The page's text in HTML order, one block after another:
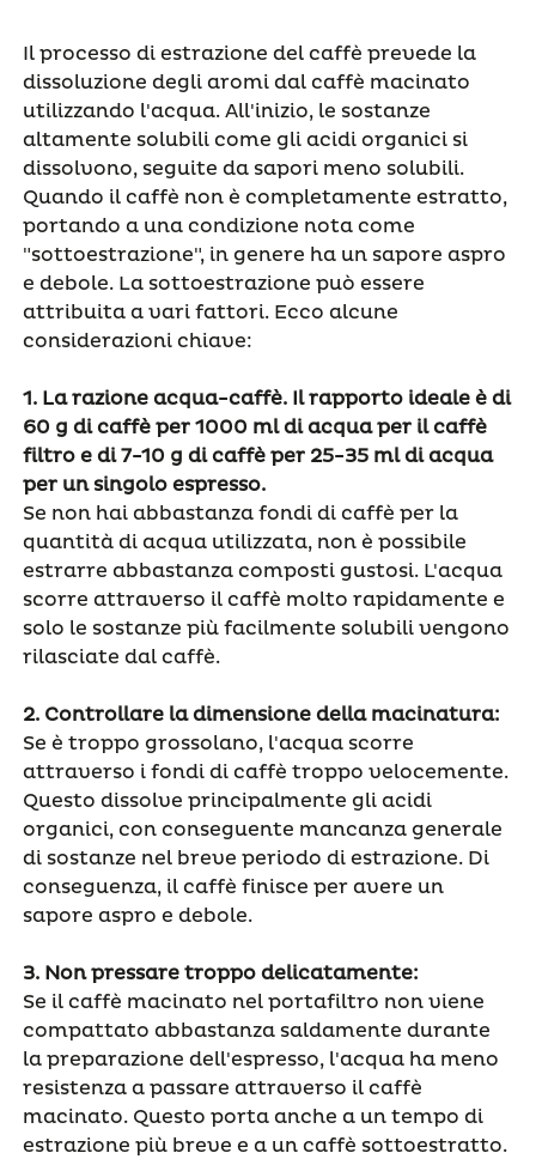
Il processo di estrazione del caffè prevede la
dissoluzione degli aromi dal caffè macinato
utilizzando l'acqua. All'inizio, le sostanze
altamente solubili come gli acidi organici si
dissolvono, seguite da sapori meno solubili.
Quando il caffè non è completamente estratto,
portando a una condizione nota come
"sottoestrazione", in genere ha un sapore aspro
e debole. La sottoestrazione può essere
attribuita a vari fattori. Ecco alcune
considerazioni chiave:
1. La razione acqua-caffè. Il rapporto ideale è di
60 g di caffè per 1000 ml di acqua per il caffè
filtro e di 7-10 g di caffè per 25-35 ml di acqua
per un singolo espresso.
Se non hai abbastanza fondi di caffè per la
quantità di acqua utilizzata, non è possibile
estrarre abbastanza composti gustosi. L'acqua
scorre attraverso il caffè molto rapidamente e
solo le sostanze più facilmente solubili vengono
rilasciate dal caffè.
2. Controllare la dimensione della macinatura:
Se è troppo grossolano, l'acqua scorre
attraverso i fondi di caffè troppo velocemente.
Questo dissolve principalmente gli acidi
organici, con conseguente mancanza generale
di sostanze nel breve periodo di estrazione. Di
conseguenza, il caffè finisce per avere un
sapore aspro e debole.
3. Non pressare troppo delicatamente:
Se il caffè macinato nel portafiltro non viene
compattato abbastanza saldamente durante
la preparazione dell'espresso, l'acqua ha meno
resistenza a passare attraverso il caffè
macinato. Questo porta anche a un tempo di
estrazione più breve e a un caffè sottoestratto.